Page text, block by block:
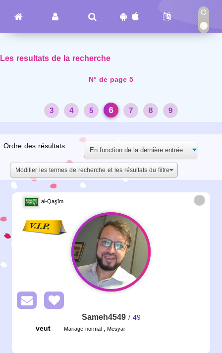
Les resultats de la recherche
N° de page 5
3 4 5 6 7 8 9
Ordre des résultats
Modifier les termes de recherche et les résultats du filtre
al-Qaşīm
Sameh4549 / 49
veut
Mariage normal , Mesyar